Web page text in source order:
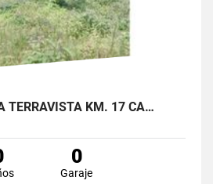
TERRAVISTA KM. 17 CA…
0
Garaje